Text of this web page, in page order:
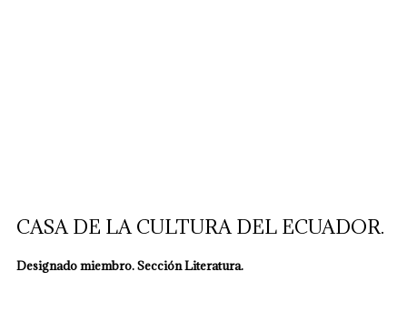
CASA DE LA CULTURA DEL ECUADOR.
Designado miembro. Sección Literatura.